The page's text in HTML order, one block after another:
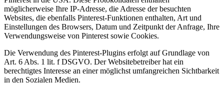
möglicherweise Ihre IP-Adresse, die Adresse der besuchten
Websites, die ebenfalls Pinterest-Funktionen enthalten, Art und
Einstellungen des Browsers, Datum und Zeitpunkt der Anfrage, Ihre
Verwendungsweise von Pinterest sowie Cookies.
Die Verwendung des Pinterest-Plugins erfolgt auf Grundlage von
Art. 6 Abs. 1 lit. f DSGVO. Der Websitebetreiber hat ein
berechtigtes Interesse an einer möglichst umfangreichen Sichtbarkeit
in den Sozialen Medien.